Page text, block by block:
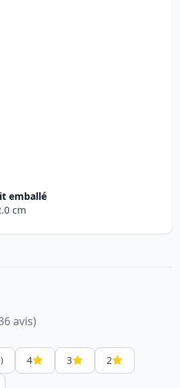
emballé
cm
avis)
4 3
2